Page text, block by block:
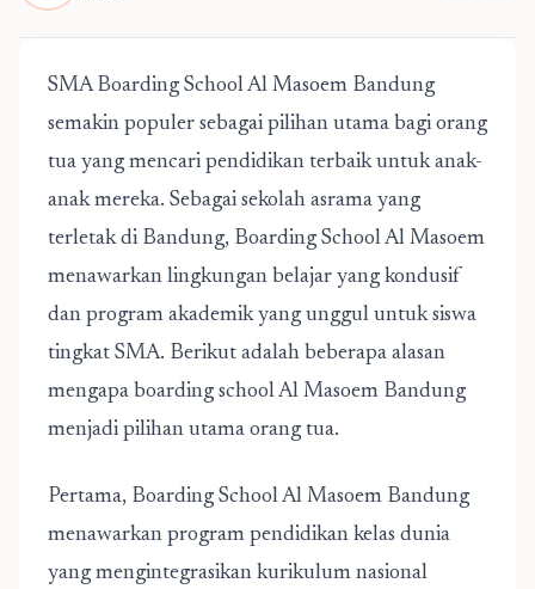
SMA Boarding School Al Masoem Bandung
semakin populer sebagai pilihan utama bagi orang
tua yang mencari pendidikan terbaik untuk anak-
anak mereka. Sebagai sekolah asrama yang
terletak di Bandung, Boarding School Al Masoem
menawarkan lingkungan belajar yang kondusif
dan program akademik yang unggul untuk siswa
tingkat SMA. Berikut adalah beberapa alasan
mengapa boarding school Al Masoem Bandung
menjadi pilihan utama orang tua.
Pertama, Boarding School Al Masoem Bandung
menawarkan program pendidikan kelas dunia
yang mengintegrasikan kurikulum nasional